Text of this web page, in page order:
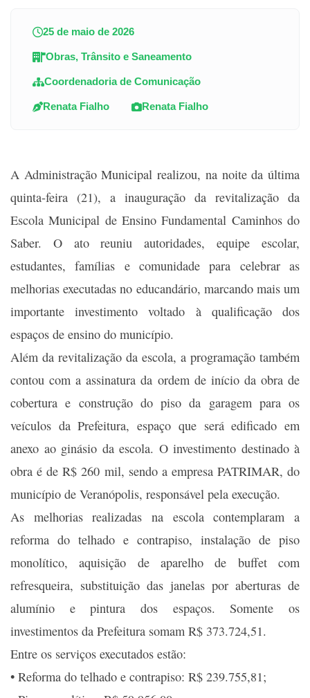
25 de maio de 2026
Obras, Trânsito e Saneamento
Coordenadoria de Comunicação
Renata Fialho Renata Fialho
A Administração Municipal realizou, na noite da última
quinta-feira (21), a inauguração da revitalização da
Escola Municipal de Ensino Fundamental Caminhos do
Saber. O ato reuniu autoridades, equipe escolar,
estudantes, famílias e comunidade para celebrar as
melhorias executadas no educandário, marcando mais um
importante investimento voltado à qualificação dos
espaços de ensino do município.
Além da revitalização da escola, a programação também
contou com a assinatura da ordem de início da obra de
cobertura e construção do piso da garagem para os
veículos da Prefeitura, espaço que será edificado em
anexo ao ginásio da escola. O investimento destinado à
obra é de R$ 260 mil, sendo a empresa PATRIMAR, do
município de Veranópolis, responsável pela execução.
As melhorias realizadas na escola contemplaram a
reforma do telhado e contrapiso, instalação de piso
monolítico, aquisição de aparelho de buffet com
refresqueira, substituição das janelas por aberturas de
alumínio e pintura dos espaços. Somente os
investimentos da Prefeitura somam R$ 373.724,51.
Entre os serviços executados estão:
• Reforma do telhado e contrapiso: R$ 239.755,81;